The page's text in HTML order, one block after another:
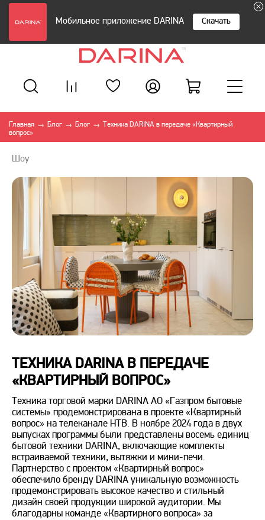
Мобильное приложение DARINA Скачать
Главная → Блог → Блог →
Техника DARINA в передаче «Квартирный
вопрос»
Шоу
ТЕХНИКА DARINA В ПЕРЕДАЧЕ
«КВАРТИРНЫЙ ВОПРОС»
Техника торговой марки DARINA АО «Газпром бытовые
системы» продемонстрирована в проекте «Квартирный
вопрос» на телеканале НТВ. В ноябре 2024 года в двух
выпусках программы были представлены восемь единиц
бытовой техники DARINA, включающие комплекты
встраиваемой техники, вытяжки и мини-печи.
Партнерство с проектом «Квартирный вопрос»
обеспечило бренду DARINA уникальную возможность
продемонстрировать высокое качество и стильный
дизайн своей продукции широкой аудитории. Мы
благодарны команде «Квартирного вопроса» за